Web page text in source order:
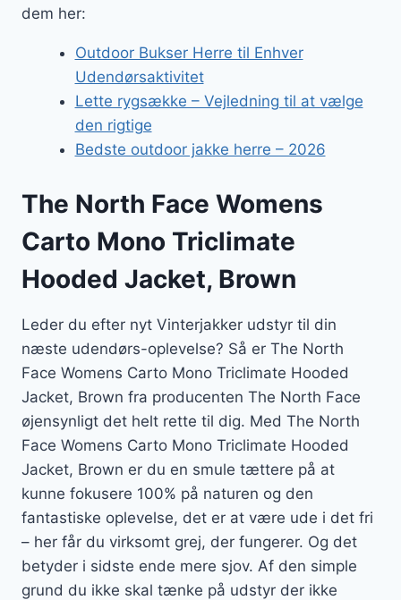
dem her:
Outdoor Bukser Herre til Enhver
Udendørsaktivitet
Lette rygsække – Vejledning til at vælge
den rigtige
Bedste outdoor jakke herre – 2026
The North Face Womens
Carto Mono Triclimate
Hooded Jacket, Brown
Leder du efter nyt Vinterjakker udstyr til din
næste udendørs-oplevelse? Så er The North
Face Womens Carto Mono Triclimate Hooded
Jacket, Brown fra producenten The North Face
øjensynligt det helt rette til dig. Med The North
Face Womens Carto Mono Triclimate Hooded
Jacket, Brown er du en smule tættere på at
kunne fokusere 100% på naturen og den
fantastiske oplevelse, det er at være ude i det fri
– her får du virksomt grej, der fungerer. Og det
betyder i sidste ende mere sjov. Af den simple
grund du ikke skal tænke på udstyr der ikke